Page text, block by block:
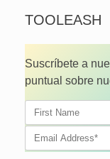
TOOLEASH
Suscríbete a
puntual sobre